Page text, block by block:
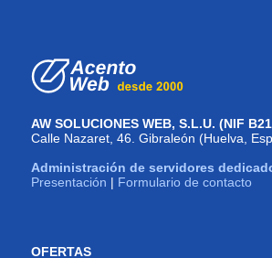
AW SOLUCIONES WEB, S.L.U. (NIF
Calle Nazaret, 46. Gibraleón (Huelva,
Administración de servidores
Presentación | Formulario de contacto
OFERTAS